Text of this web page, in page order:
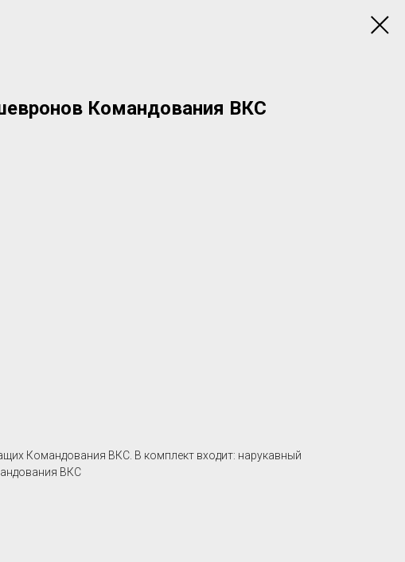
Командования ВКС
Командования ВКС. В комплект входит: нарукавный
ВКС